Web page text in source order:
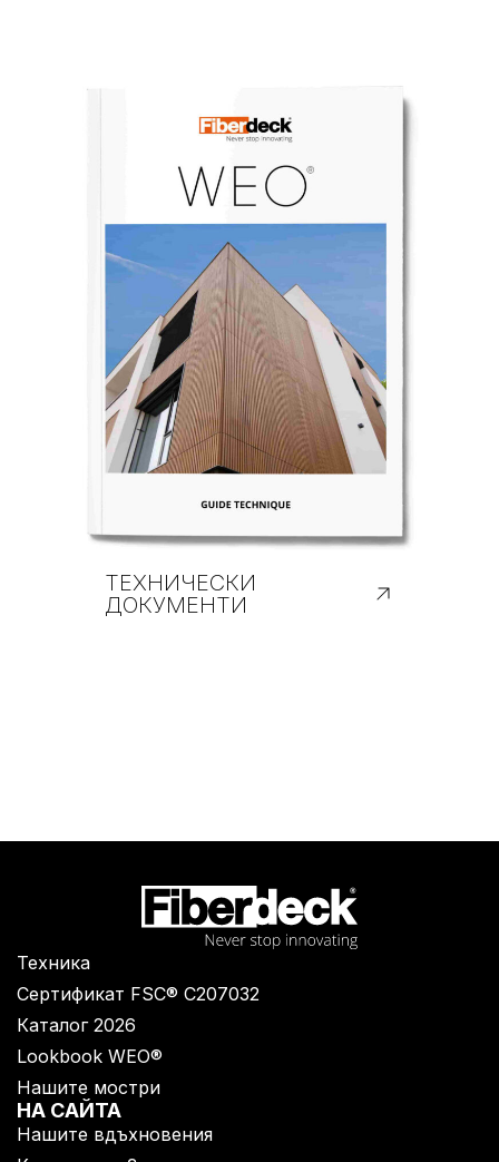
ТЕХНИЧЕСКИ
ДОКУМЕНТИ
Техника
Сертификат FSC® C207032
Каталог 2026
Lookbook WEO®
Нашите мостри
НА САЙТА
Нашите вдъхновения